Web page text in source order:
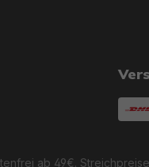
ab 49€.